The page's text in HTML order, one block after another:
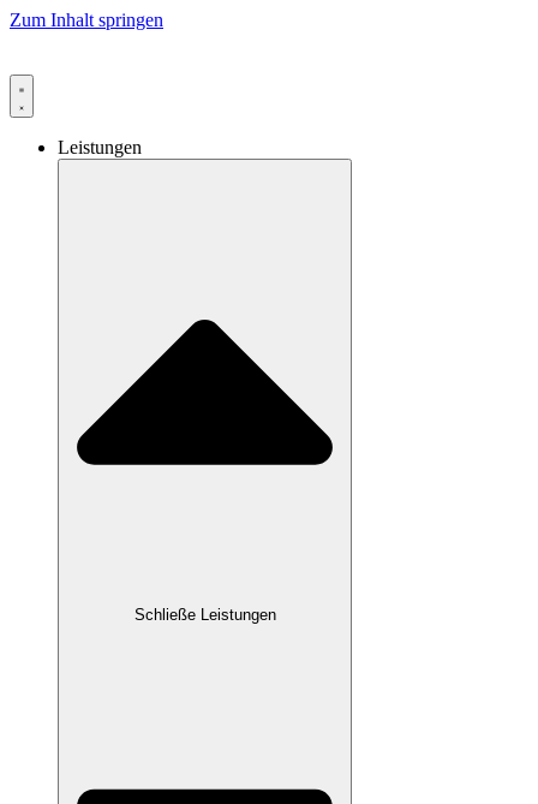
Zum Inhalt springen
Leistungen
Schließe Leistungen